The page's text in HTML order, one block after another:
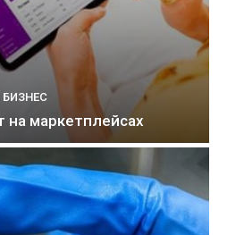
БИЗНЕС
на маркетплейсах